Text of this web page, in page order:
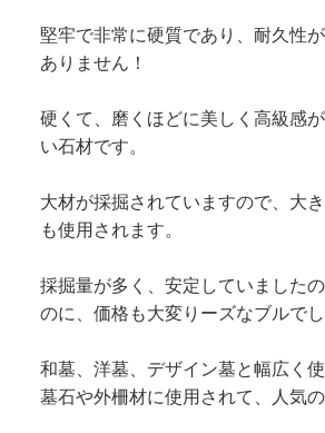
堅牢で非常に硬質であり、耐久性
ありません！
硬くて、磨くほどに美しく高級感
い石材です。
大材が採掘されていますので、大
も使用されます。
採掘量が多く、安定していました
のに、価格も大変りーズなブルでし
和墓、洋墓、デザイン墓と幅広く
墓石や外柵材に使用されて、人気の